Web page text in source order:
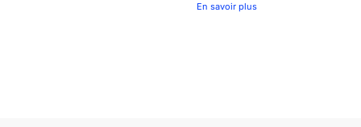
En savoir plus